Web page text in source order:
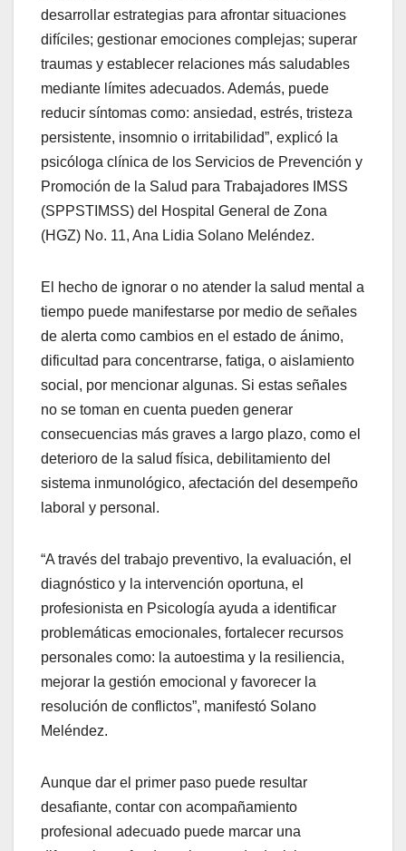
desarrollar estrategias para afrontar situaciones
difíciles; gestionar emociones complejas; superar
traumas y establecer relaciones más saludables
mediante límites adecuados. Además, puede
reducir síntomas como: ansiedad, estrés, tristeza
persistente, insomnio o irritabilidad”, explicó la
psicóloga clínica de los Servicios de Prevención y
Promoción de la Salud para Trabajadores IMSS
(SPPSTIMSS) del Hospital General de Zona
(HGZ) No. 11, Ana Lidia Solano Meléndez.
El hecho de ignorar o no atender la salud mental a
tiempo puede manifestarse por medio de señales
de alerta como cambios en el estado de ánimo,
dificultad para concentrarse, fatiga, o aislamiento
social, por mencionar algunas. Si estas señales
no se toman en cuenta pueden generar
consecuencias más graves a largo plazo, como el
deterioro de la salud física, debilitamiento del
sistema inmunológico, afectación del desempeño
laboral y personal.
“A través del trabajo preventivo, la evaluación, el
diagnóstico y la intervención oportuna, el
profesionista en Psicología ayuda a identificar
problemáticas emocionales, fortalecer recursos
personales como: la autoestima y la resiliencia,
mejorar la gestión emocional y favorecer la
resolución de conflictos”, manifestó Solano
Meléndez.
Aunque dar el primer paso puede resultar
desafiante, contar con acompañamiento
profesional adecuado puede marcar una